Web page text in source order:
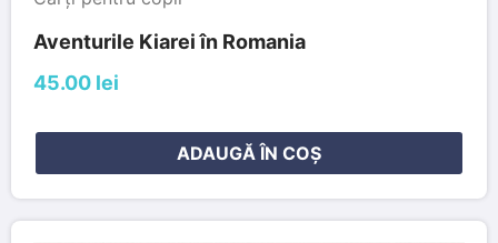
Aventurile Kiarei în Romania
45.00 lei
ADAUGĂ ÎN COȘ